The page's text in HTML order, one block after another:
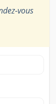
vous